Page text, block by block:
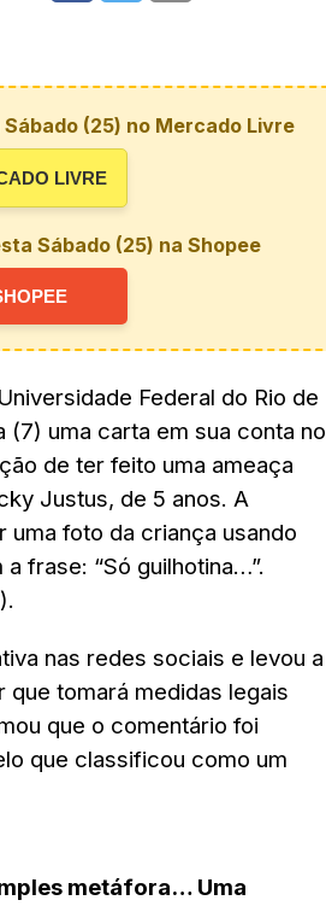
(25) no Mercado Livre
LIVRE
Sábado (25) na Shopee
Federal do Rio de
uma carta em sua conta no
de ter feito uma ameaça
Justus, de 5 anos. A
foto da criança usando
frase: “Só guilhotina…”.
nas redes sociais e levou a
que tomará medidas legais
que o comentário foi
que classificou como um
metáfora… Uma